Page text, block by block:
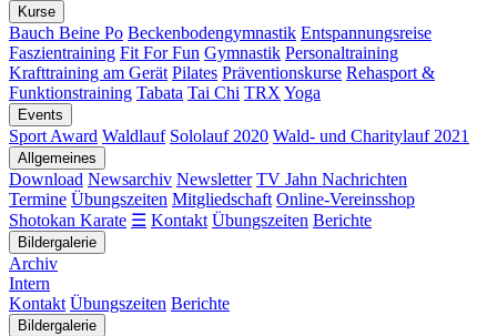
Kurse
Bauch Beine Po Beckenbodengymnastik Entspannungsreise
Faszientraining Fit For Fun Gymnastik Personaltraining
Krafttraining am Gerät Pilates Präventionskurse Rehasport &
Funktionstraining Tabata Tai Chi TRX Yoga
Events
Sport Award Waldlauf Sololauf 2020 Wald- und Charitylauf 2021
Allgemeines
Download Newsarchiv Newsletter TV Jahn Nachrichten
Termine Übungszeiten Mitgliedschaft Online-Vereinsshop
Shotokan Karate ☰ Kontakt Übungszeiten Berichte
Bildergalerie
Archiv
Intern
Kontakt Übungszeiten Berichte
Bildergalerie